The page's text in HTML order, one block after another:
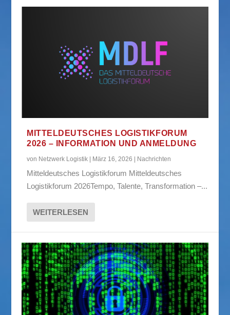
MITTELDEUTSCHES LOGISTIKFORUM
2026 – INFORMATION UND ANMELDUNG
von Netzwerk Logistik März 16, 2026 Nachrichten
Mitteldeutsches Logistikforum Mitteldeutsches
Logistikforum 2026Tempo, Talente, Transformation –...
WEITERLESEN